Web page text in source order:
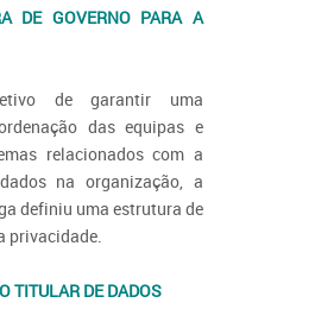
DE GOVERNO PARA A
de garantir uma
das equipas e
relacionados com a
na organização, a
definiu uma estrutura de
privacidade.
TITULAR DE DADOS